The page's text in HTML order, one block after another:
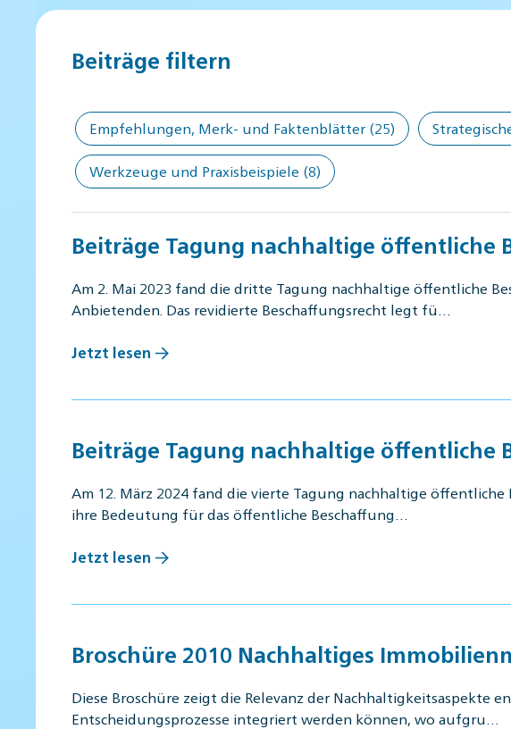
Beiträge filtern
Empfehlungen, Merk- und Faktenblätter (25)
Werkzeuge und Praxisbeispiele (8)
Beiträge Tagung nachhaltige öffentliche
Am 2. Mai 2023 fand die dritte Tagung nachhaltige öffentliche
Anbietenden. Das revidierte Beschaffungsrecht legt fü…
Jetzt lesen
Beiträge Tagung nachhaltige öffentliche
Am 12. März 2024 fand die vierte Tagung nachhaltige
ihre Bedeutung für das öffentliche Beschaffung…
Jetzt lesen
Broschüre 2010 Nachhaltiges
Diese Broschüre zeigt die Relevanz der Nachhaltigkeitsaspekte
Entscheidungsprozesse integriert werden können, wo aufgru…